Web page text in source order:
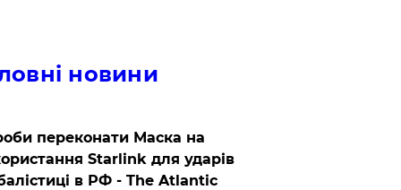
новини
переконати Маска на
Starlink для ударів
в РФ - The Atlantic